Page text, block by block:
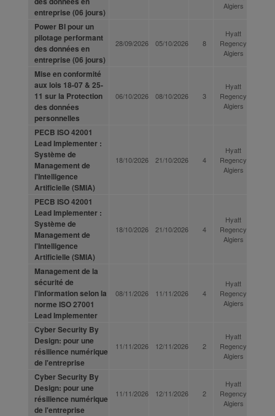
entreprise (06 jours)
Algiers
Power BI pour un
pilotage performant
des données en
entreprise (06 jours)
28/09/2026 05/10/2026 8
Hyatt
Regency
Algiers
Mise en conformité
aux lois 18-07 & 25-
11 sur la Protection
des données
personnelles
06/10/2026 08/10/2026 3
Hyatt
Regency
Algiers
PECB ISO 42001
Lead Implementer :
Système de
Management de
l'Intelligence
Artificielle (SMIA)
18/10/2026 21/10/2026 4
Hyatt
Regency
Algiers
PECB ISO 42001
Lead Implementer :
Système de
Management de
l'Intelligence
Artificielle (SMIA)
18/10/2026 21/10/2026 4
Hyatt
Regency
Algiers
Management de la
sécurité de
l'information selon la
norme ISO 27001
Lead Implementer
08/11/2026 11/11/2026 4
Hyatt
Regency
Algiers
Cyber Security By
Design: pour une
résilience numérique
de l'entreprise
11/11/2026 12/11/2026 2
Hyatt
Regency
Algiers
Cyber Security By
Design: pour une
résilience numérique
de l'entreprise
11/11/2026 12/11/2026 2
Hyatt
Regency
Algiers